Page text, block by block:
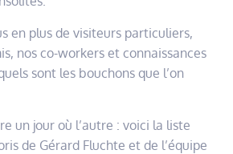
en plus de visiteurs particuliers,
nos co-workers et connaissances
sont les bouchons que l’on
un jour où l’autre : voici la liste
de Gérard Fluchte et de l’équipe